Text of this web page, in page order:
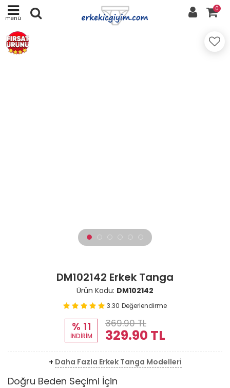
menü
0
DM102142 Erkek Tanga
Ürün Kodu: DM102142
3.30 Değerlendirme
% 11
İNDİRİM
369.90 TL
329.90 TL
+ Daha Fazla Erkek Tanga Modelleri
Doğru Beden Seçimi İçin